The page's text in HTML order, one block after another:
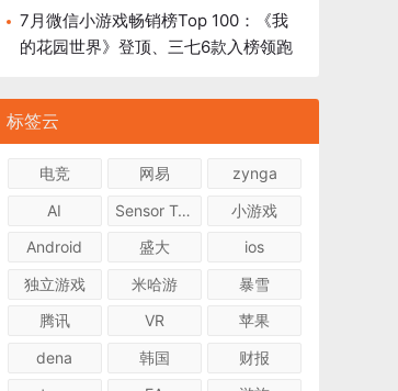
7月微信小游戏畅销榜Top 100：《我
的花园世界》登顶、三七6款入榜领跑
标签云
电竞 网易
zynga
AI
Sensor Tower
小游戏
Android
盛大
ios
独立游戏
米哈游
暴雪
腾讯
VR
苹果
dena
韩国
财报